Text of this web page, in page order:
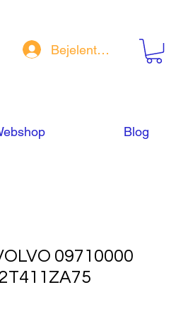
Bejelentkezés
Blog
09710000